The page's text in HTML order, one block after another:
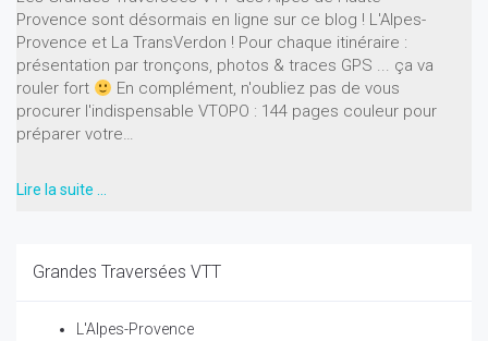
Provence sont désormais en ligne sur ce blog ! L'Alpes-
Provence et La TransVerdon ! Pour chaque itinéraire :
présentation par tronçons, photos & traces GPS ... ça va
rouler fort
En complément, n'oubliez pas de vous
procurer l'indispensable VTOPO : 144 pages couleur pour
préparer votre…
Lire la suite …
Grandes Traversées VTT
L'Alpes-Provence